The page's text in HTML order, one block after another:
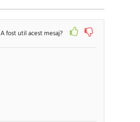
A fost util acest mesaj?